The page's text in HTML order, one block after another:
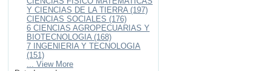
Y CIENCIAS DE LA TIERRA (197)
CIENCIAS SOCIALES (176)
6 CIENCIAS AGROPECUARIAS Y
BIOTECNOLOGIA (168)
7 INGENIERIA Y TECNOLOGIA
(151)
... View More